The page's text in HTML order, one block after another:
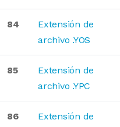
84
Extensión de
archivo .YOS
85
Extensión de
archivo .YPC
86
Extensión de